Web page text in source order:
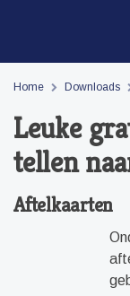
Home Downloads
Leuke
tellen
Aftelkaarten